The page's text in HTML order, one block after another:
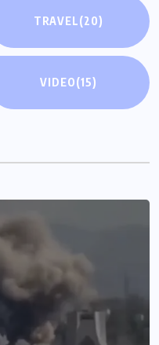
TRAVEL(20)
VIDEO(15)